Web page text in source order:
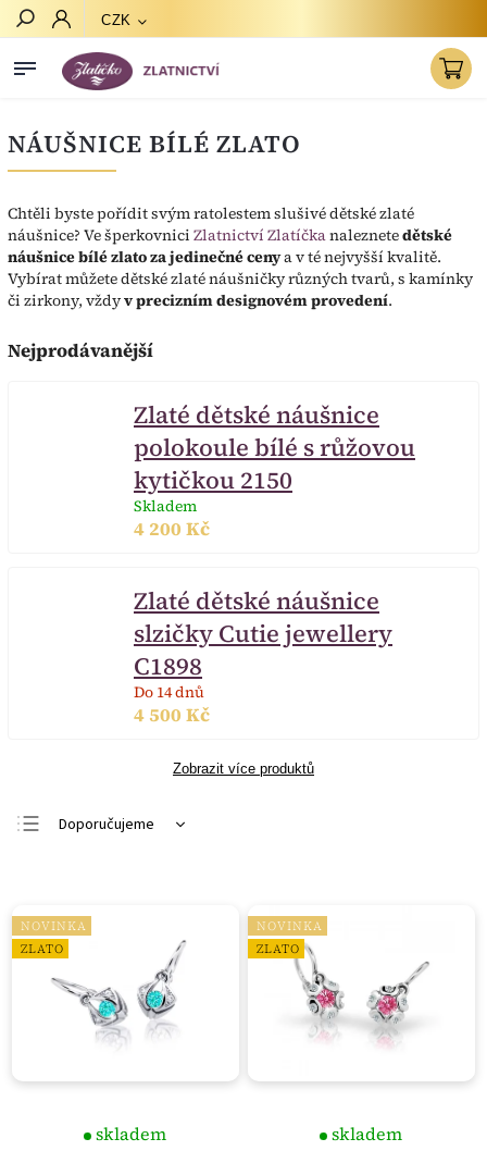
CZK
NÁUŠNICE BÍLÉ ZLATO
Chtěli byste pořídit svým ratolestem slušivé dětské zlaté
náušnice? Ve šperkovnici Zlatnictví Zlatíčkanaleznetedětské
náušnice bílé zlato za jedinečné cenya v té nejvyšší kvalitě.
Vybírat můžete dětské zlaté náušničky různých tvarů, s kamínky
či zirkony, vždyv precizním designovém provedení.
Nejprodávanější
Zlaté dětské náušnice
polokoule bílé s růžovou
kytičkou 2150
Skladem
4 200 Kč
Zlaté dětské náušnice
slzičky Cutie jewellery
C1898
Do 14 dnů
4 500 Kč
Zobrazit více produktů
Doporučujeme
Nejprodávanější
Abecedně
NOVINKA
ZLATO
skladem
NOVINKA
ZLATO
skladem